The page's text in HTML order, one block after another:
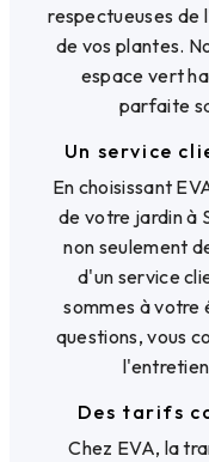
respectueuses de
de vos plantes.
espace vert
parfaite
Un service
En choisissant
de votre jardin à
non seulement
d'un service
sommes à votre
questions, vous
Des tarifs
Chez EVA, la